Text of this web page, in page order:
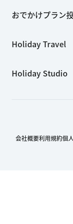
おでかけプラン
Holiday Travel
Holiday Studio
会社概要利用規約個